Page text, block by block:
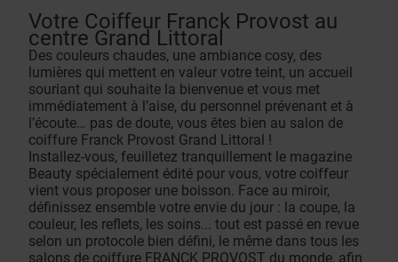
Votre Coiffeur Franck Provost au
centre Grand Littoral
Des couleurs chaudes, une ambiance cosy, des
lumières qui mettent en valeur votre teint, un accueil
souriant qui souhaite la bienvenue et vous met
immédiatement à l’aise, du personnel prévenant et à
l’écoute… pas de doute, vous êtes bien au salon de
coiffure Franck Provost Grand Littoral !
Installez-vous, feuilletez tranquillement le magazine
Beauty spécialement édité pour vous, votre coiffeur
vient vous proposer une boisson. Face au miroir,
définissez ensemble votre envie du jour : la coupe, la
couleur, les reflets, les soins... tout est passé en revue
selon un protocole bien défini, le même dans tous les
salons de coiffure FRANCK PROVOST du monde, afin